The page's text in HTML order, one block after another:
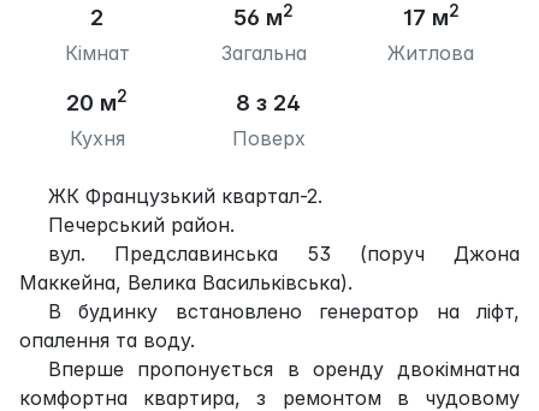
2
Кімнат
56 м2
Загальна
17 м2
Житлова
20 м2
Кухня
8 з 24
Поверх
ЖК Французький квартал-2.
Печерський район.
вул. Предславинська 53 (поруч Джона
Маккейна, Велика Васильківська).
В будинку встановлено генератор на ліфт,
опалення та воду.
Вперше пропонується в оренду двокімнатна
комфортна квартира, з ремонтом в чудовому